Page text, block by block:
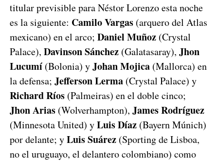
titular previsible para Néstor Lorenzo esta noche
es la siguiente: Camilo Vargas (arquero del Atlas
mexicano) en el arco; Daniel Muñoz (Crystal
Palace), Davinson Sánchez (Galatasaray), Jhon
Lucumí (Bolonia) yJohan Mojica (Mallorca) en
la defensa; Jefferson Lerma (Crystal Palace) y
Richard Ríos (Palmeiras) en el doble cinco;
Jhon Arias (Wolverhampton), James Rodríguez
(Minnesota United) yLuis Díaz (Bayern Múnich)
por delante; yLuis Suárez (Sporting de Lisboa,
no el uruguayo, el delantero colombiano) como